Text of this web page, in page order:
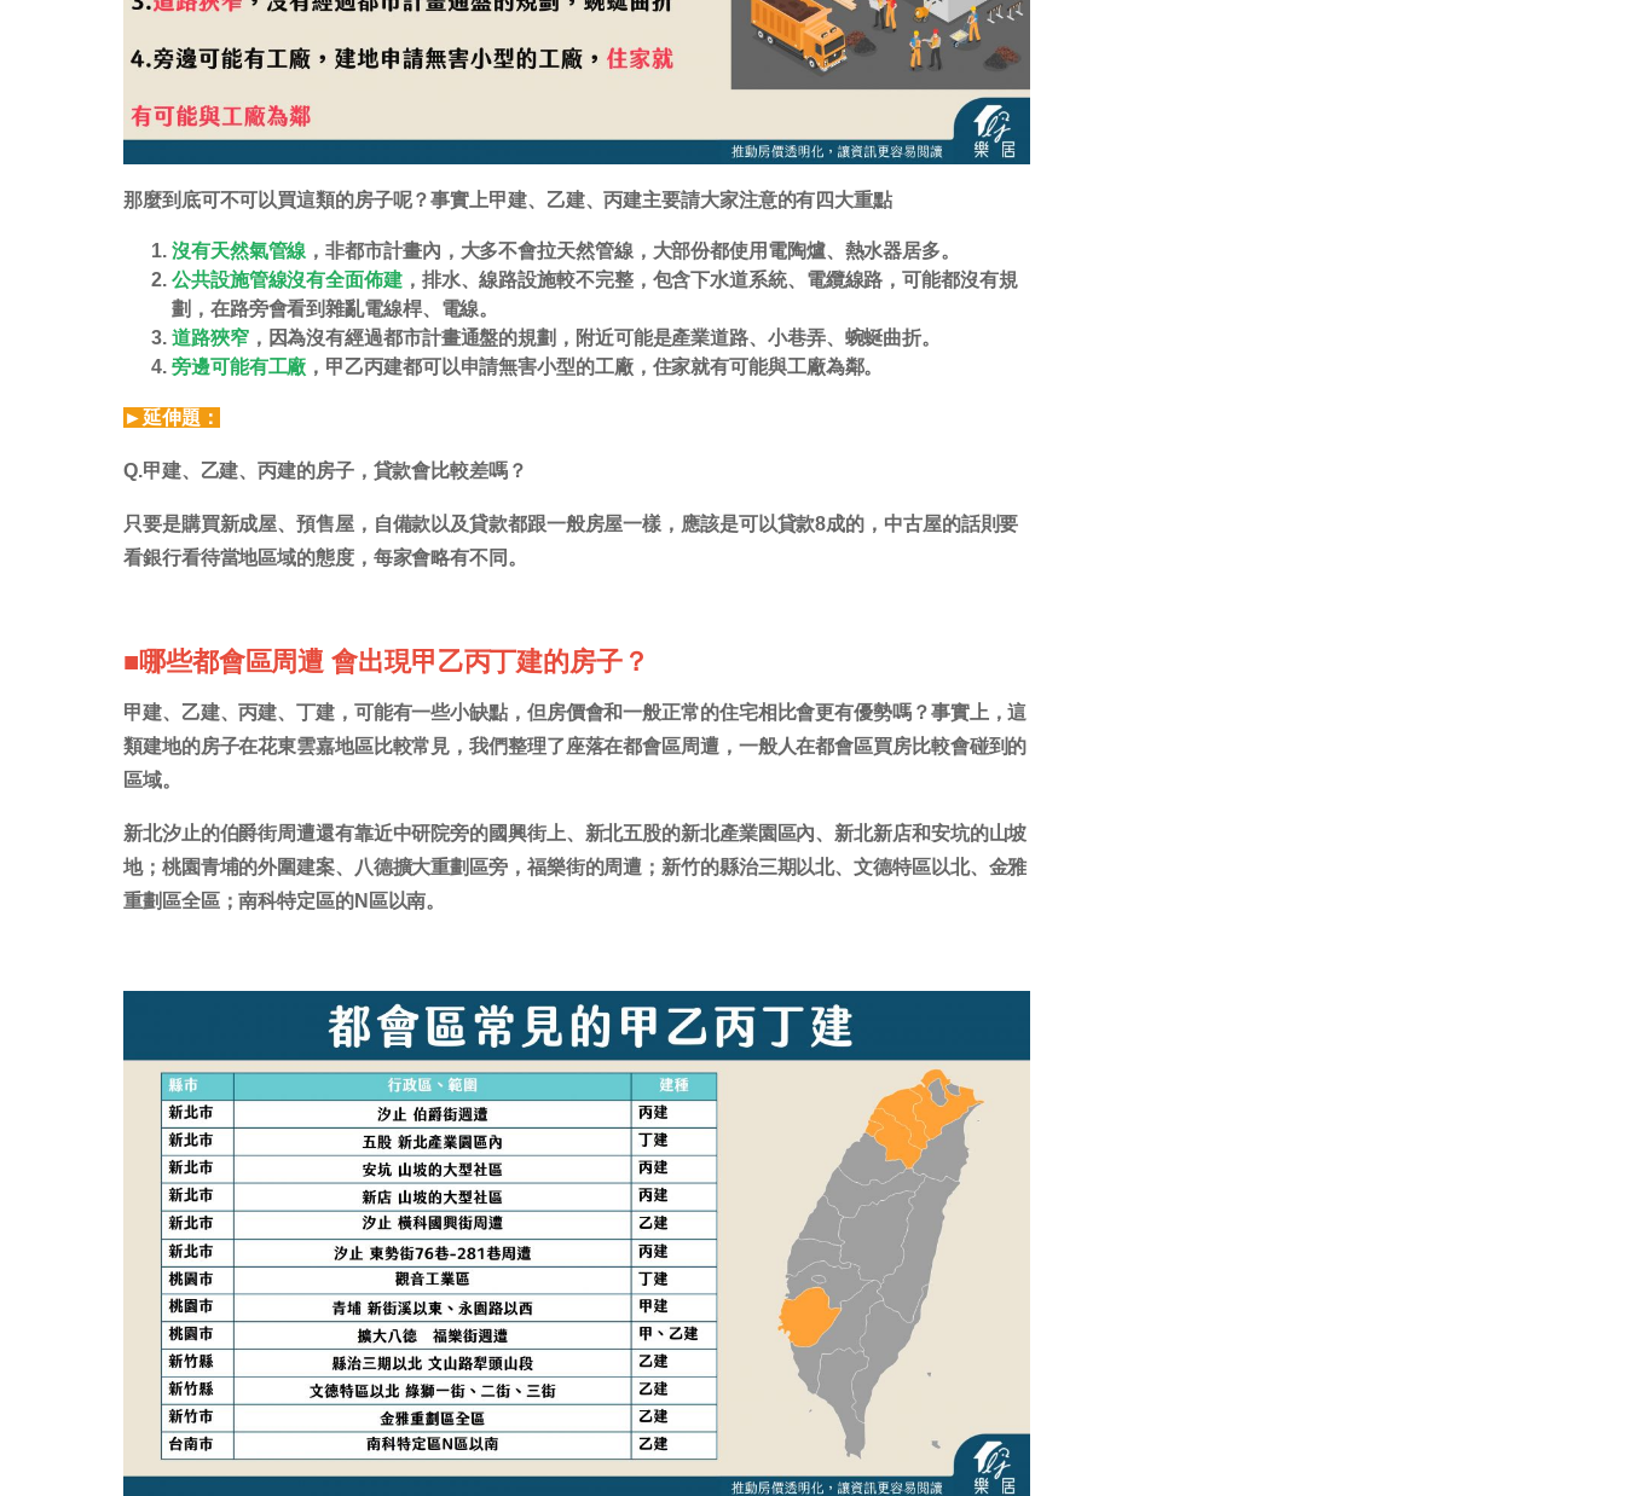
那麼到底可不可以買這類的房子呢？事實上甲建、乙建、丙建主要請大家注意的有四大重點
沒有天然氣管線 ，非都市計畫內，大多不會拉天然管線，大部份都使用電陶爐、熱水器居多。
公共設施管線沒有全面佈建，排水、線路設施較不完整，包含下水道系統、電纜線路，可能都沒有規
劃，在路旁會看到雜亂電線桿、電線。
道路狹窄，因為沒有經過都市計畫通盤的規劃，附近可能是產業道路、小巷弄、蜿蜒曲折。
旁邊可能有工廠 ，甲乙丙建都可以申請無害小型的工廠，住家就有可能與工廠為鄰。
►延伸題：
Q.甲建、乙建、丙建的房子，貸款會比較差嗎？
只要是購買新成屋、預售屋，自備款以及貸款都跟一般房屋一樣，應該是可以貸款8成的，中古屋的話則要
看銀行看待當地區域的態度，每家會略有不同。
■哪些都會區周遭 會出現甲乙丙丁建的房子？
甲建、乙建、丙建、丁建，可能有一些小缺點，但房價會和一般正常的住宅相比會更有優勢嗎？事實上，這
類建地的房子在花東雲嘉地區比較常見，我們整理了座落在都會區周遭，一般人在都會區買房比較會碰到的
區域。
新北汐止的伯爵街周遭還有靠近中研院旁的國興街上、新北五股的新北產業園區內、新北新店和安坑的山坡
地；桃園青埔的外圍建案、八德擴大重劃區旁，福樂街的周遭；新竹的縣治三期以北、文德特區以北、金雅
重劃區全區；南科特定區的N區以南。